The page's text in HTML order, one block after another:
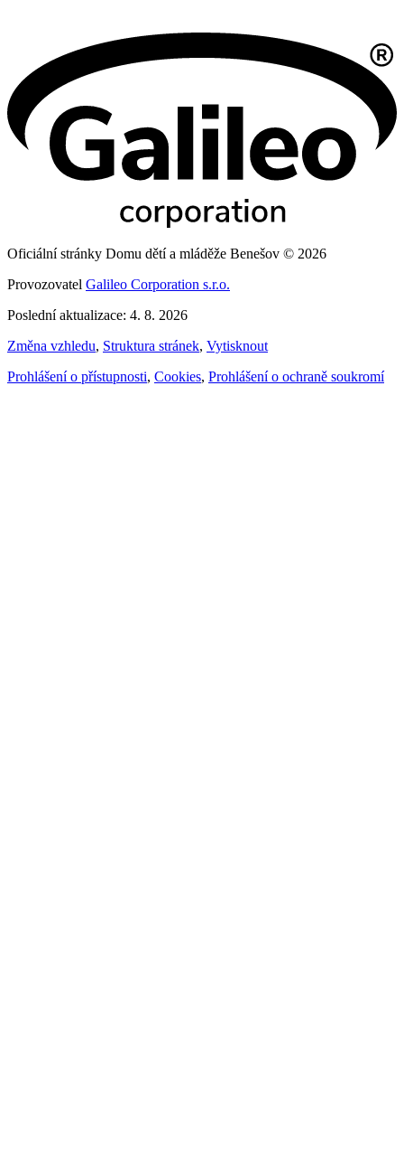
Oficiální stránky Domu dětí a mláděže Benešov © 2026
Provozovatel Galileo Corporation s.r.o.
Poslední aktualizace: 4. 8. 2026
Změna vzhledu, Struktura stránek, Vytisknout
Prohlášení o přístupnosti, Cookies, Prohlášení o ochraně soukromí